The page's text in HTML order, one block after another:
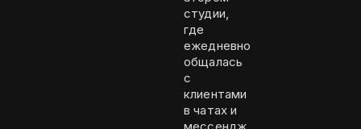
студии,
где
ежедневно
общалась
с
клиентами
в чатах и